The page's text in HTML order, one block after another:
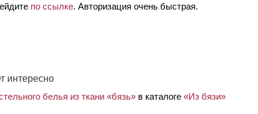
по ссылке. Авторизация очень быстрая.
интересно
белья из ткани «бязь» в каталоге «Из бязи»